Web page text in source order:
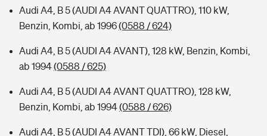
Audi A4, B 5 (AUDI A4 AVANT QUATTRO), 110 kW,
Benzin, Kombi, ab 1996(0588 / 624)
Audi A4, B 5 (AUDI A4 AVANT), 128 kW, Benzin, Kombi,
ab 1994(0588 / 625)
Audi A4, B 5 (AUDI A4 AVANT QUATTRO), 128 kW,
Benzin, Kombi, ab 1994(0588 / 626)
Audi A4, B 5 (AUDI A4 AVANT TDI), 66 kW, Diesel,